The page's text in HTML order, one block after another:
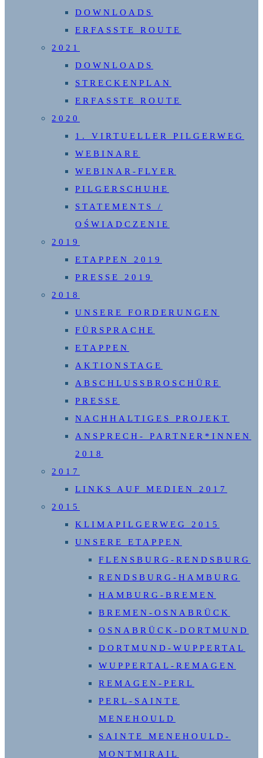
DOWNLOADS
ERFASSTE ROUTE
2021
DOWNLOADS
STRECKENPLAN
ERFASSTE ROUTE
2020
1. VIRTUELLER PILGERWEG
WEBINARE
WEBINAR-FLYER
PILGERSCHUHE
STATEMENTS /
OŚWIADCZENIE
2019
ETAPPEN 2019
PRESSE 2019
2018
UNSERE FORDERUNGEN
FÜRSPRACHE
ETAPPEN
AKTIONSTAGE
ABSCHLUSSBROSCHÜRE
PRESSE
NACHHALTIGES PROJEKT
ANSPRECH- PARTNER*INNEN
2018
2017
LINKS AUF MEDIEN 2017
2015
KLIMAPILGERWEG 2015
UNSERE ETAPPEN
FLENSBURG-RENDSBURG
RENDSBURG-HAMBURG
HAMBURG-BREMEN
BREMEN-OSNABRÜCK
OSNABRÜCK-DORTMUND
DORTMUND-WUPPERTAL
WUPPERTAL-REMAGEN
REMAGEN-PERL
PERL-SAINTE
MENEHOULD
SAINTE MENEHOULD-
MONTMIRAIL